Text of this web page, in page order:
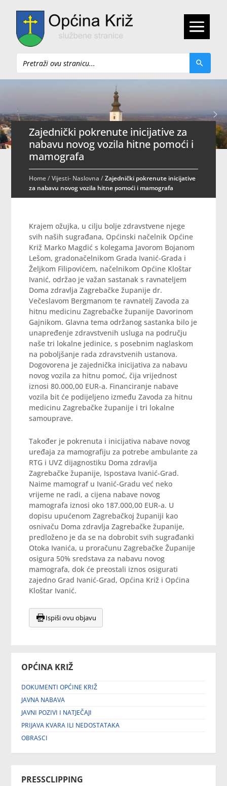
Pretraži
OPĆINA KRIŽ
DOKUMENTI OPĆINE KRIŽ
JAVNA NABAVA
JAVNI POZIVI I NATJEČAJI
PRIJAVA KVARA ILI NEDOSTATAKA
OBRASCI
PRESSCLIPPING
Zajednički pokrenute inicijative za
nabavu novog vozila hitne pomoći i
mamografa
Home/Vijesti- Naslovna /Zajednički pokrenute inicijative
za nabavu novog vozila hitne pomoći i mamografa
Krajem ožujka, u cilju bolje zdravstvene njege
svih naših sugrađana, Općinski načelnik Općine
Križ Marko Magdić s kolegama Javorom Bojanom
Lešom, gradonačelnikom Grada Ivanić-Grada i
Željkom Filipovićem, načelnikom Općine Kloštar
Ivanić, održao je važan sastanak s ravnateljem
Doma zdravlja Zagrebačke županije dr.
Večeslavom Bergmanom te ravnatelj Zavoda za
hitnu medicinu Zagrebačke županije Davorinom
Gajnikom. Glavna tema održanog sastanka bilo je
unapređenje zdravstvenih usluga na području
naše tri lokalne jedinice, s posebnim naglaskom
na poboljšanje rada zdravstvenih ustanova.
Dogovorena je zajednička inicijativa za nabavu
novog vozila za hitnu pomoć, čija vrijednost
iznosi 80.000,00 EUR-a. Financiranje nabave
vozila bit će podijeljeno između Zavoda za hitnu
medicinu Zagrebačke županije i tri lokalne
samouprave.
Također je pokrenuta i inicijativa nabave novog
uređaja za mamografiju za potrebe ambulante za
RTG i UVZ dijagnostiku Doma zdravlja
Zagrebačke županije, Ispostava Ivanić-Grad.
Naime mamograf u Ivanić-Gradu već neko
vrijeme ne radi, a cijena nabave novog
mamografa iznosi oko 187.000,00 EUR-a. U
dopisu upućenom Zagrebačkoj županiji kao
osnivaču Doma zdravlja Zagrebačke županije,
predloženo je da se na dobrobit svih sugrađanki
Otoka Ivanića, u proračunu Zagrebačke Županije
osigura 50% sredstava za nabavu novog
mamografa, dok će preostali iznos osigurati
zajedno Grad Ivanić-Grad, Općina Križ i Općina
Kloštar Ivanić.
Ispiši ovu objavu